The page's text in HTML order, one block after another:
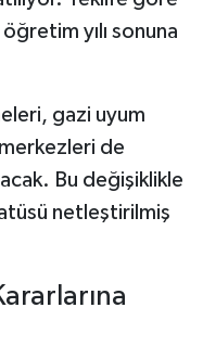
yılı sonuna
gazi uyum
de
Bu değişiklikle
netleştirilmiş